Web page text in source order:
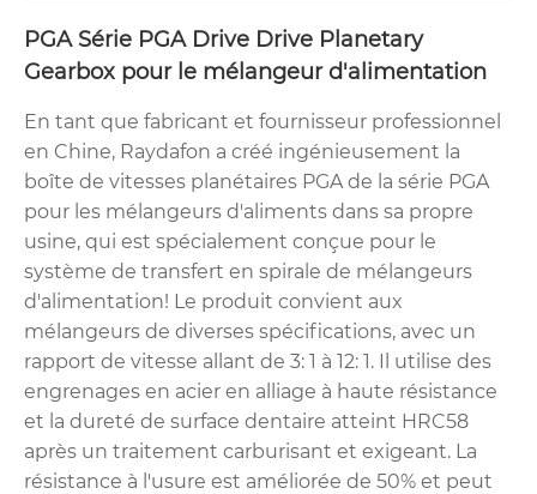
PGA Série PGA Drive Drive Planetary
Gearbox pour le mélangeur d'alimentation
En tant que fabricant et fournisseur professionnel
en Chine, Raydafon a créé ingénieusement la
boîte de vitesses planétaires PGA de la série PGA
pour les mélangeurs d'aliments dans sa propre
usine, qui est spécialement conçue pour le
système de transfert en spirale de mélangeurs
d'alimentation! Le produit convient aux
mélangeurs de diverses spécifications, avec un
rapport de vitesse allant de 3: 1 à 12: 1. Il utilise des
engrenages en acier en alliage à haute résistance
et la dureté de surface dentaire atteint HRC58
après un traitement carburisant et exigeant. La
résistance à l'usure est améliorée de 50% et peut